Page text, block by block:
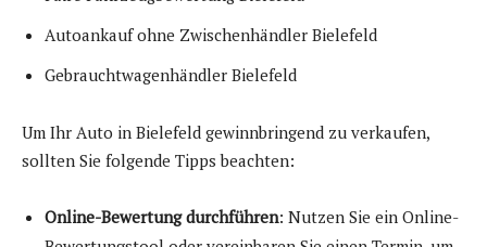
Autoankauf ohne Zwischenhändler Bielefeld
Gebrauchtwagenhändler Bielefeld
Um Ihr Auto in Bielefeld gewinnbringend zu verkaufen,
sollten Sie folgende Tipps beachten:
Online-Bewertung durchführen: Nutzen Sie ein Online-